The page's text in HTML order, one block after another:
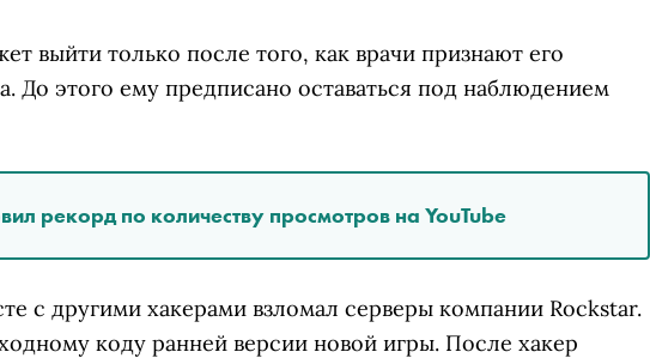
выйти только после того, как врачи признают его
До этого ему предписано оставаться под наблюдением
рекорд по количеству просмотров на YouTube
с другими хакерами взломал серверы компании Rockstar.
коду ранней версии новой игры. После хакер